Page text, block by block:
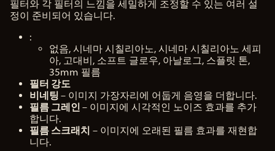
필터와 각 필터의 느낌을 세밀하게 조정할 수 있는 여러 설
정이 준비되어 있습니다.
:
없음, 시네마 시칠리아노, 시네마 시칠리아노 세피
아, 고대비, 소프트 글로우, 아날로그, 스플릿 톤,
35mm 필름
필터 강도
비네팅 – 이미지 가장자리에 어둡게 음영을 더합니다.
필름 그레인 – 이미지에 시각적인 노이즈 효과를 추가
합니다.
필름 스크래치 – 이미지에 오래된 필름 효과를 재현합
니다.